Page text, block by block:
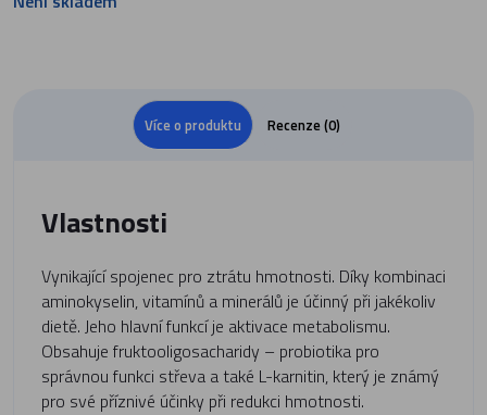
Více o produktu Recenze (0)
Vlastnosti
Vynikající spojenec pro ztrátu hmotnosti. Díky kombinaci
aminokyselin, vitamínů a minerálů je účinný při jakékoliv
dietě. Jeho hlavní funkcí je aktivace metabolismu.
Obsahuje fruktooligosacharidy – probiotika pro
správnou funkci střeva a také L-karnitin, který je známý
pro své příznivé účinky při redukci hmotnosti.